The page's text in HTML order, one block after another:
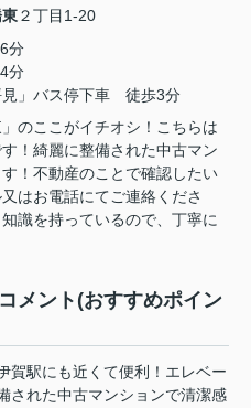
２丁目1-20
分
分
見」バス停下車 徒歩3分
」のここがイチオシ！こちらは
！綺麗に整備された中古マン
！不動産のことで確認したい
はお電話にてご連絡くださ
識を持っているので、丁寧に
メント(おすすめポイン
賀駅にも近くて便利！エレベー
された中古マンションで清潔感